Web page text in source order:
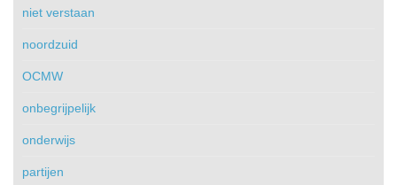
niet verstaan
noordzuid
OCMW
onbegrijpelijk
onderwijs
partijen